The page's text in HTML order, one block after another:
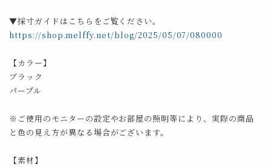
▼採寸ガイドはこちらをご覧ください。
https://shop.melffy.net/blog/2025/05/07/080000
【カラー】
ブラック
パープル
※ご使用のモニターの設定やお部屋の照明等により、実際の商品
と色の見え方が異なる場合がございます。
【素材】